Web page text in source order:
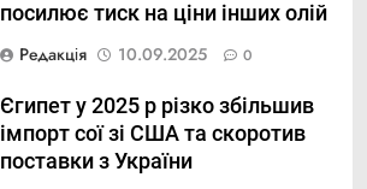
посилює тиск на ціни інших олій
Редакція
10.09.2025 0
Єгипет у 2025 р різко збільшив
імпорт сої зі США та скоротив
поставки з України